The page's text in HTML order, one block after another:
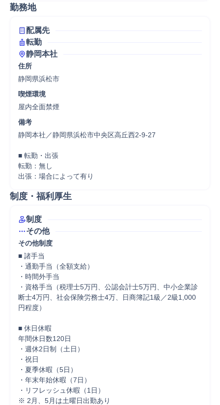
勤務地
配属先
転勤
静岡本社
住所
静岡県浜松市
喫煙環境
屋内全面禁煙
備考
静岡本社／静岡県浜松市中央区高丘西2-9-27
■ 転勤・出張
転勤：無し
出張：場合によって有り
制度・福利厚生
制度
その他
その他制度
■ 諸手当
・通勤手当（全額支給）
・時間外手当
・資格手当（税理士5万円、公認会計士5万円、中小企業診
断士4万円、社会保険労務士4万、日商簿記1級／2級1,000
円程度）
■ 休日休暇
年間休日数120日
・週休2日制（土日）
・祝日
・夏季休暇（5日）
・年末年始休暇（7日）
・リフレッシュ休暇（1日）
※ 2月、5月は土曜日出勤あり